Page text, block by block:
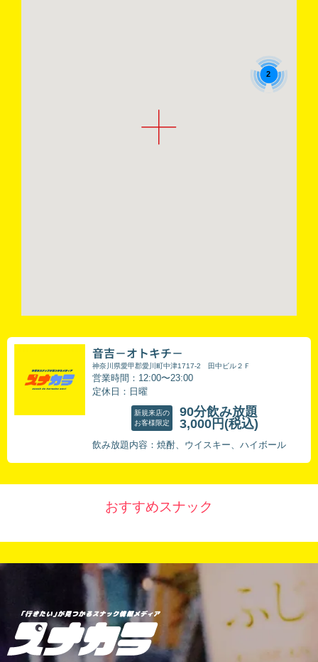
2
音吉－オトキチ－
神奈川県愛甲郡愛川町中津1717-2 田中ビル２Ｆ
営業時間：12:00〜23:00
定休日：日曜
新規来店の
お客様限定
90分飲み放題
3,000円 (税込)
飲み放題内容：焼酎、ウイスキー、ハイボール
おすすめスナック